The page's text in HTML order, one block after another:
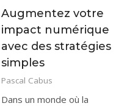
Augmentez votre
impact numérique
avec des stratégies
simples
Pascal Cabus
Dans un monde où la